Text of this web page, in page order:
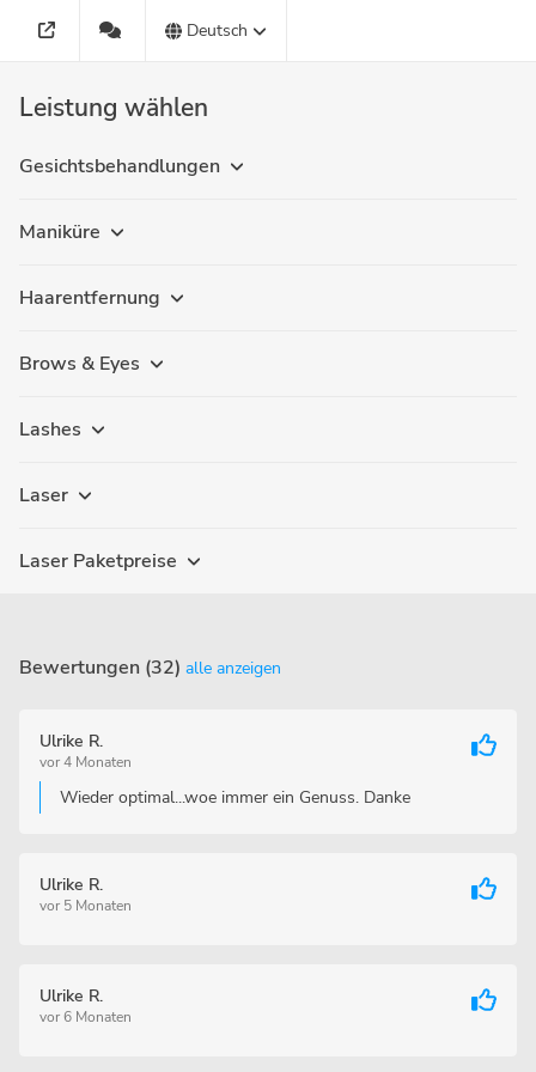
Deutsch
Leistung wählen
Gesichtsbehandlungen
Maniküre
Haarentfernung
Brows & Eyes
Lashes
Laser
Laser Paketpreise
Bewertungen (32) alle anzeigen
Ulrike R.
vor 4 Monaten
Wieder optimal...woe immer ein Genuss. Danke
Ulrike R.
vor 5 Monaten
Ulrike R.
vor 6 Monaten